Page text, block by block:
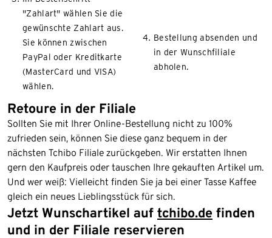
"Zahlart" wählen Sie die
gewünschte Zahlart aus.
Sie können zwischen
PayPal oder Kreditkarte
(MasterCard und VISA)
wählen.
Bestellung absenden und
in der Wunschfiliale
abholen.
Retoure in der Filiale
Sollten Sie mit Ihrer Online-Bestellung nicht zu 100%
zufrieden sein, können Sie diese ganz bequem in der
nächsten Tchibo Filiale zurückgeben. Wir erstatten Ihnen
gern den Kaufpreis oder tauschen Ihre gekauften Artikel um.
Und wer weiß: Vielleicht finden Sie ja bei einer Tasse Kaffee
gleich ein neues Lieblingsstück für sich.
Jetzt Wunschartikel auf tchibo.de finden
und in der Filiale reservieren